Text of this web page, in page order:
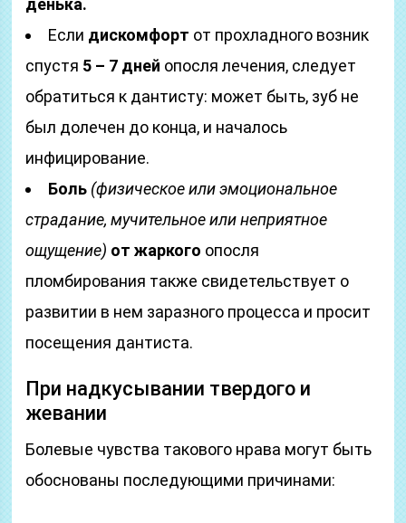
денька.
Если дискомфорт от прохладного возник
спустя 5 – 7 дней опосля лечения, следует
обратиться к дантисту: может быть, зуб не
был долечен до конца, и началось
инфицирование.
Боль (физическое или эмоциональное
страдание, мучительное или неприятное
ощущение) от жаркого опосля
пломбирования также свидетельствует о
развитии в нем заразного процесса и просит
посещения дантиста.
При надкусывании твердого и
жевании
Болевые чувства такового нрава могут быть
обоснованы последующими причинами: